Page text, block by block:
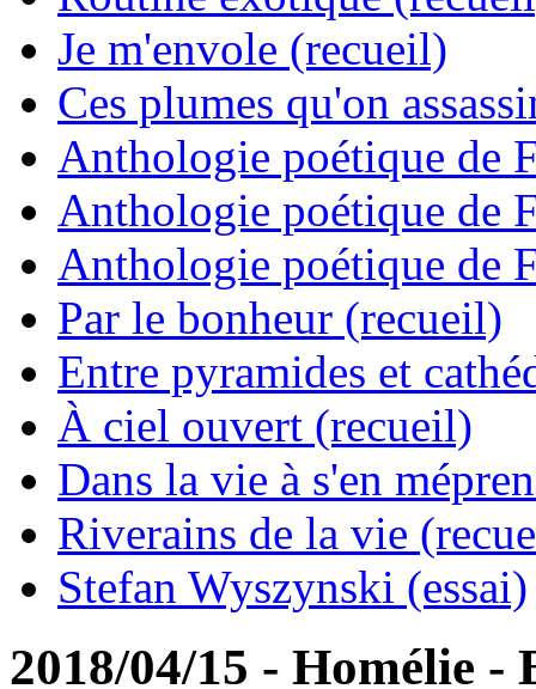
Je m'envole (recueil)
Ces plumes qu'on
Anthologie poétique de
Anthologie poétique de
Anthologie poétique de
Par le bonheur (recueil)
Entre pyramides et
À ciel ouvert (recueil)
Dans la vie à s'en
Riverains de la vie
Stefan Wyszynski (essai)
2018/04/15 - Homélie -